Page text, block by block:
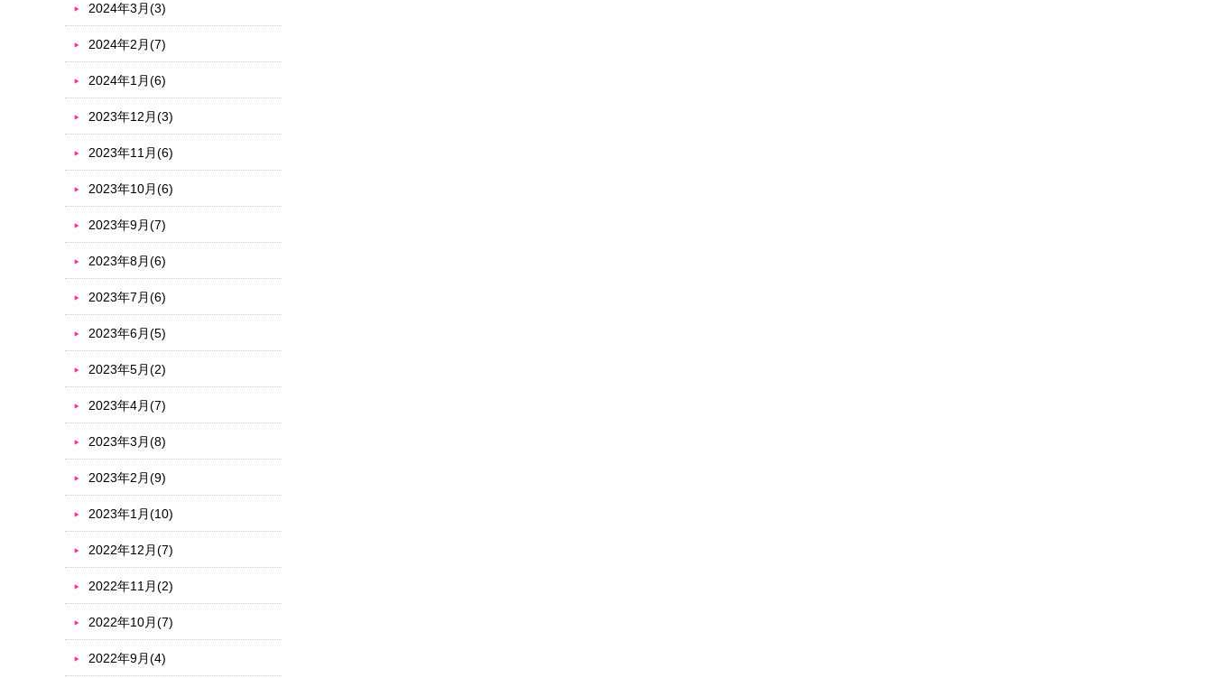
2024年3月(3)
2024年2月(7)
2024年1月(6)
2023年12月(3)
2023年11月(6)
2023年10月(6)
2023年9月(7)
2023年8月(6)
2023年7月(6)
2023年6月(5)
2023年5月(2)
2023年4月(7)
2023年3月(8)
2023年2月(9)
2023年1月(10)
2022年12月(7)
2022年11月(2)
2022年10月(7)
2022年9月(4)